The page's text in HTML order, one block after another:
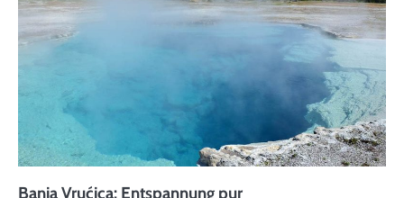
Banja Vrućica: Entspannung pur